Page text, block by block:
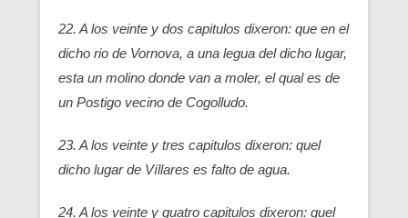
22. A los veinte y dos capitulos dixeron: que en el
dicho rio de Vornova, a una legua del dicho lugar,
esta un molino donde van a moler, el qual es de
un Postigo vecino de Cogolludo.
23. A los veinte y tres capitulos dixeron: quel
dicho lugar de Víllares es falto de agua.
24. A los veinte y quatro capitulos dixeron: quel